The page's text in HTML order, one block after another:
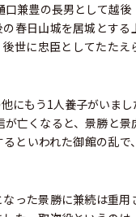
兼豊の長男として越後
春日山城を居城とする
世に忠臣としてたたえ
にもう1人養子がいま
が亡くなると、景勝と
といわれた御館の乱で
った景勝に兼続は重用